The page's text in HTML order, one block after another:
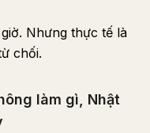
Nhưng thực tế là
chối.
làm gì, Nhật